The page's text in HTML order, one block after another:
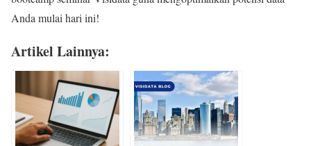
Anda mulai hari ini!
Artikel Lainnya: